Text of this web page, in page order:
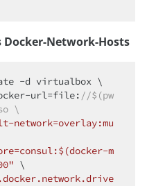
Docker-Network-Hosts
-d virtualbox \
url=file: //$(pw
\
network=overlay:mu
m
\